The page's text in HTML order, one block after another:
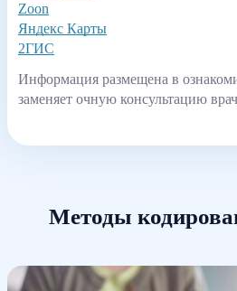
Zoon
Яндекс Карты
2ГИС
Информация размещена в
заменяет очную консультацию
Методы